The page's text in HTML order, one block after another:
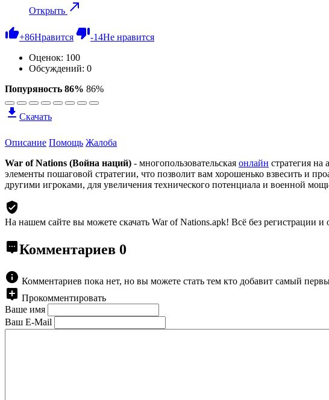
Открыть
+86Нравится -14Не нравится
Оценок: 100
Обсуждений: 0
Попуряность 86% 86%
Скачать
Описание Помощь Жалоба
War of Nations (Война наций) - многопользовательская онлайн стратегия
элементы пошаговой стратегии, что позволит вам хорошенько взвесить и
другими игроками, для увеличения технического потенциала и военной
На нашем сайте вы можете скачать War of Nations.apk! Всё без регистрации
Комментариев 0
Комментариев пока нет, но вы можете стать тем кто добавит самый
Прокомментировать
Ваше имя
Ваш E-Mail